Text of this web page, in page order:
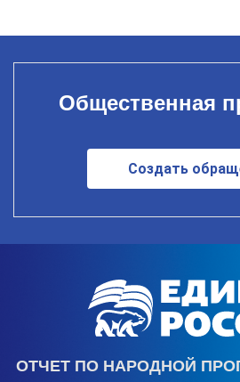
Общественная
Создать
ОТЧЕТ ПО НАРОДНОЙ